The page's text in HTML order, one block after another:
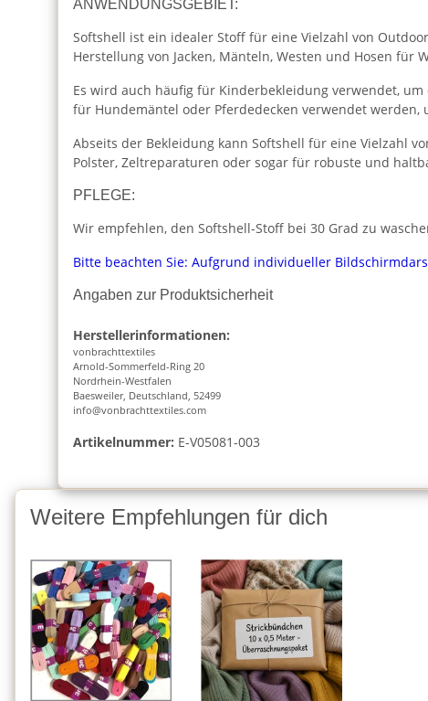
ANWENDUNGSGEBIET:
Softshell ist ein idealer Stoff für eine Vielzahl von
Herstellung von Jacken, Mänteln, Westen und Hosen
Es wird auch häufig für Kinderbekleidung verwendet,
für Hundemäntel oder Pferdedecken verwendet
Abseits der Bekleidung kann Softshell für eine Vielzahl
Polster, Zeltreparaturen oder sogar für robuste und
PFLEGE:
Wir empfehlen, den Softshell-Stoff bei 30 Grad zu
Bitte beachten Sie: Aufgrund individueller
Angaben zur Produktsicherheit
Herstellerinformationen:
vonbrachttextiles
Arnold-Sommerfeld-Ring 20
Nordrhein-Westfalen
Baesweiler, Deutschland, 52499
info@vonbrachttextiles.com
Artikelnummer: E-V05081-003
Weitere Empfehlungen für dich